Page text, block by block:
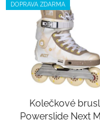
DOPRAVA ZDARMA
Kolečkové
Powerslide Next